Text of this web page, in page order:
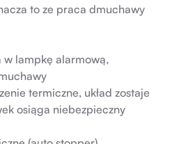
to ze praca dmuchawy
w lampkę alarmową,
termiczne, układ zostaje
osiąga niebezpieczny